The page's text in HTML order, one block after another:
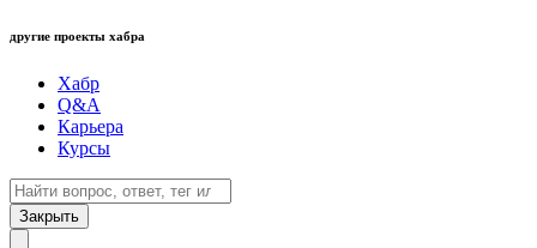
другие проекты хабра
Хабр
Q&A
Карьера
Курсы
Закрыть